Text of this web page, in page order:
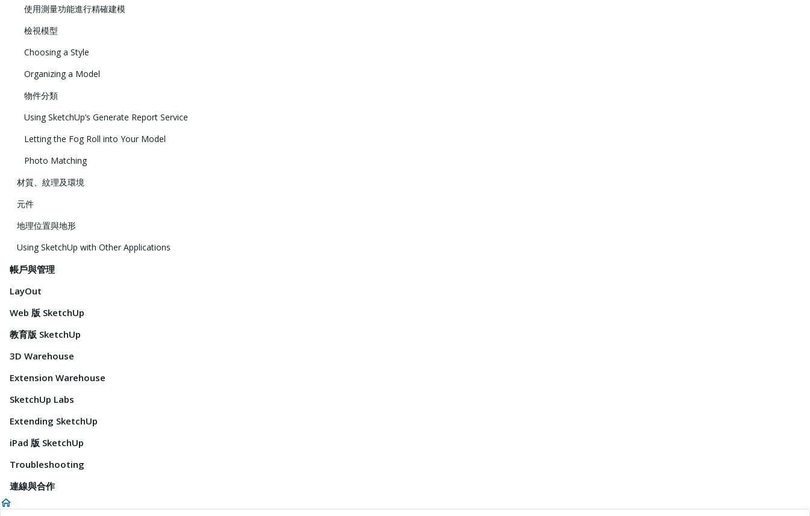
使用測量功能進行精確建模
檢視模型
Choosing a Style
Organizing a Model
物件分類
Using SketchUp’s Generate Report Service
Letting the Fog Roll into Your Model
Photo Matching
材質、紋理及環境
元件
地理位置與地形
Using SketchUp with Other Applications
帳戶與管理
LayOut
Web 版 SketchUp
教育版 SketchUp
3D Warehouse
Extension Warehouse
SketchUp Labs
Extending SketchUp
iPad 版 SketchUp
Troubleshooting
連線與合作